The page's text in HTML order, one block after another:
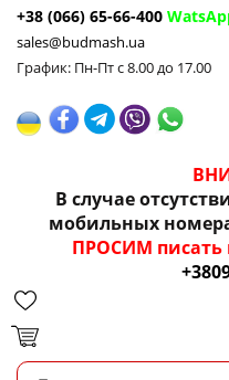
+38 (066) 65-66-400
sales@budmash.ua
График: Пн-Пт с 8.00 до 17.00
В случае
мобильных
ПРОСИМ писать